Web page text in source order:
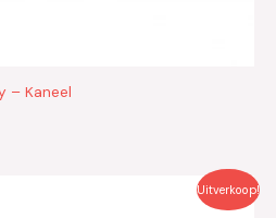
– Kaneel
Uitverkoop!